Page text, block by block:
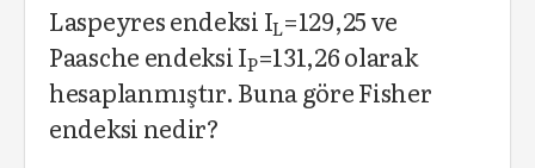
Laspeyres endeksi IL=129,25 ve
Paasche endeksi IP=131,26 olarak
hesaplanmıştır. Buna göre Fisher
endeksi nedir?